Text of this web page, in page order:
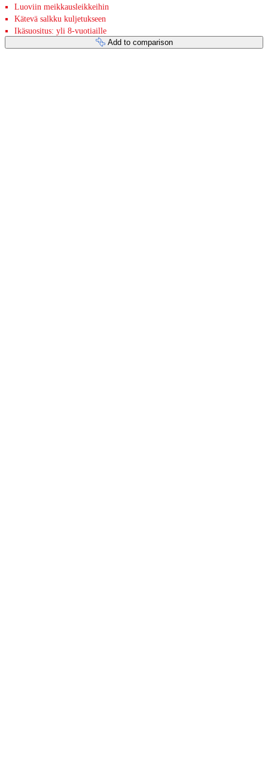
Luoviin meikkausleikkeihin
Kätevä salkku kuljetukseen
Ikäsuositus: yli 8-vuotiaille
Add to comparison